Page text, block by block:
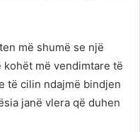
më shumë se një
kohët më vendimtare të
të cilin ndajmë bindjen
janë vlera që duhen